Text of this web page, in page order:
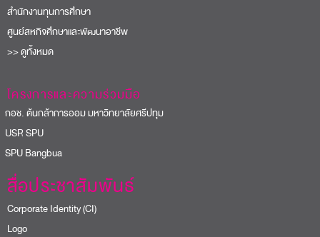
สำนักงานทุนการศึกษา
ศูนย์สหกิจศึกษาและพัฒนาอาชีพ
>> ดูทั้งหมด
โครงการและความร่วมมือ
ช. ต้นกล้าการออม มหาวิทยาลัยศรีปทุม
SPU
Bangbua
สื่อประชาสัมพันธ์
Corporate Identity (CI)
Logo